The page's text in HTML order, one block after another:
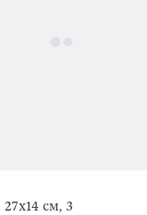
см, 3